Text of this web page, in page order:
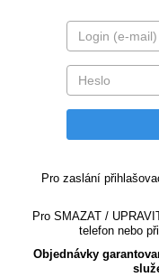
Pro zaslání
Pro SMAZAT /
telefon nebo
Objednávky